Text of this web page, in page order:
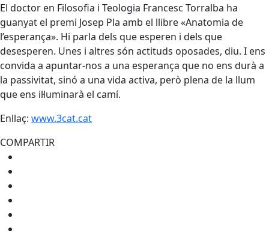
El doctor en Filosofia i Teologia Francesc Torralba ha
guanyat el premi Josep Pla amb el llibre «Anatomia de
l’esperança». Hi parla dels que esperen i dels que
desesperen. Unes i altres són actituds oposades, diu. I ens
convida a apuntar-nos a una esperança que no ens durà a
la passivitat, sinó a una vida activa, però plena de la llum
que ens il·luminarà el camí.
Enllaç: www.3cat.cat
COMPARTIR